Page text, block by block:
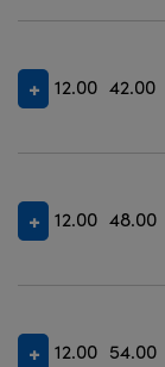
12.00 42.00
12.00 48.00
12.00 54.00